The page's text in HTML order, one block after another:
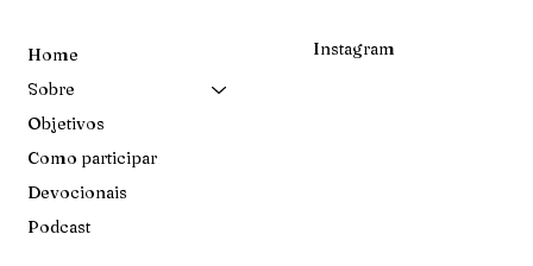
Home
Sobre
Objetivos
Como participar
Devocionais
Podcast
Instagram